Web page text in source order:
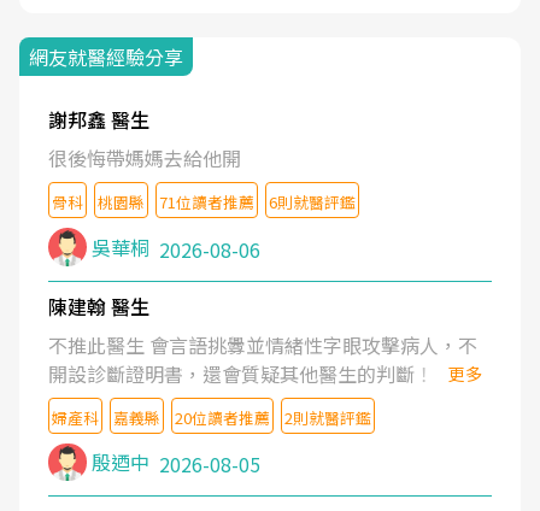
網友就醫經驗分享
謝邦鑫 醫生
很後悔帶媽媽去給他開
骨科 桃園縣 71位讀者推薦 6則就醫評鑑
吳華桐 2026-08-06
陳建翰 醫生
不推此醫生 會言語挑釁並情緒性字眼攻擊病人，不
開設診斷證明書，還會質疑其他醫生的判斷！
更多
婦產科 嘉義縣 20位讀者推薦 2則就醫評鑑
殷迺中 2026-08-05